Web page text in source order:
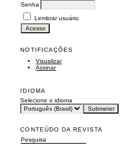
Senha
Lembrar usuário
NOTIFICAÇÕES
Visualizar
Assinar
IDIOMA
Selecione o idioma
CONTEÚDO DA REVISTA
Pesquisa